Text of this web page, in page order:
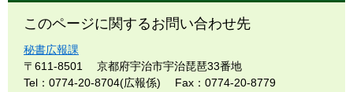
このページに関するお問い合わせ先
秘書広報課
〒611-8501
京都府宇治市宇治琵琶33番地
Tel：0774-20-8704(広報係)
Fax：0774-20-8779